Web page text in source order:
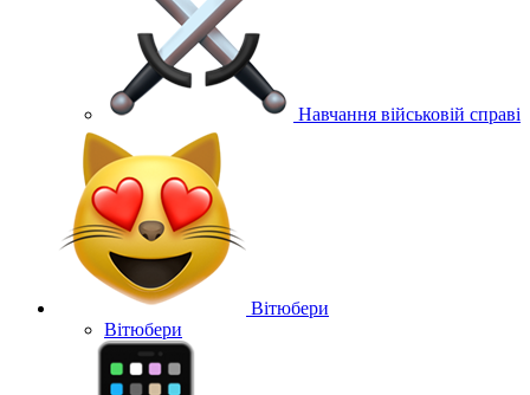
Навчання військовій справі
Вітюбери
Вітюбери